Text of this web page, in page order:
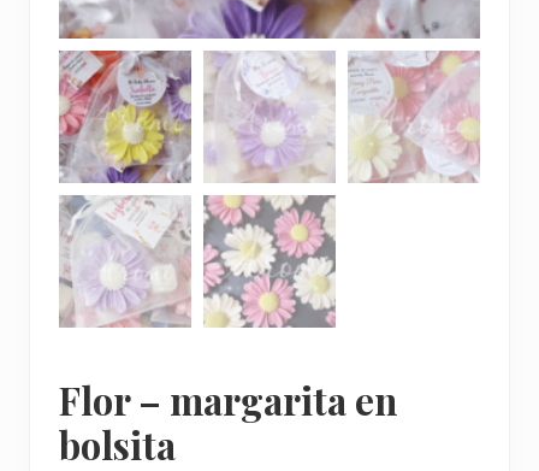
Flor – margarita en
bolsita